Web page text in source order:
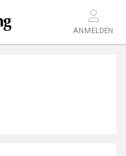
ANMELDEN